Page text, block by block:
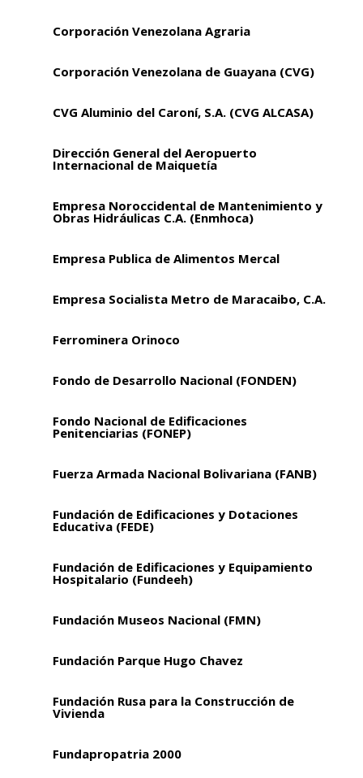
Corporación Venezolana Agraria
Corporación Venezolana de Guayana (CVG)
CVG Aluminio del Caroní, S.A. (CVG ALCASA)
Dirección General del Aeropuerto
Internacional de Maiquetía
Empresa Noroccidental de Mantenimiento y
Obras Hidráulicas C.A. (Enmhoca)
Empresa Publica de Alimentos Mercal
Empresa Socialista Metro de Maracaibo, C.A.
Ferrominera Orinoco
Fondo de Desarrollo Nacional (FONDEN)
Fondo Nacional de Edificaciones
Penitenciarias (FONEP)
Fuerza Armada Nacional Bolivariana (FANB)
Fundación de Edificaciones y Dotaciones
Educativa (FEDE)
Fundación de Edificaciones y Equipamiento
Hospitalario (Fundeeh)
Fundación Museos Nacional (FMN)
Fundación Parque Hugo Chavez
Fundación Rusa para la Construcción de
Vivienda
Fundapropatria 2000